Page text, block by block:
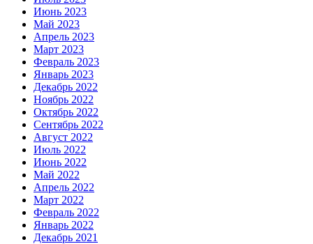
Июнь 2023
Май 2023
Апрель 2023
Март 2023
Февраль 2023
Январь 2023
Декабрь 2022
Ноябрь 2022
Октябрь 2022
Сентябрь 2022
Август 2022
Июль 2022
Июнь 2022
Май 2022
Апрель 2022
Март 2022
Февраль 2022
Январь 2022
Декабрь 2021